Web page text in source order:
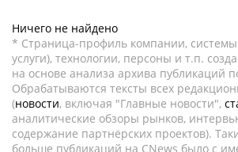
Ничего не найдено
* Страница-профиль компании, системы
услуги), технологии, персоны и т.п.
на основе анализа архива публикаций
Обрабатываются тексты всех
(новости, включая "Главные новости",
аналитические обзоры рынков,
содержание партнёрских проектов).
больше публикаций на CNews было с